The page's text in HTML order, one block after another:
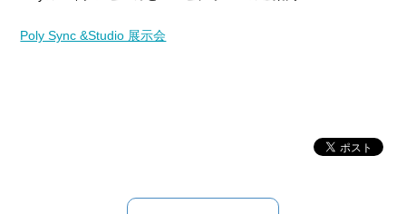
Poly Sync &Studio 展示会